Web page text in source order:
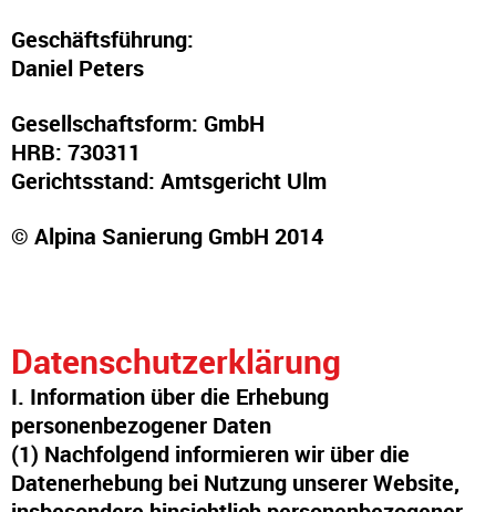
Geschäftsführung:
Daniel Peters
Gesellschaftsform: GmbH
HRB: 730311
Gerichtsstand: Amtsgericht Ulm
© Alpina Sanierung GmbH 2014
Datenschutzerklärung
I. Information über die Erhebung
personenbezogener Daten
(1) Nachfolgend informieren wir über die
Datenerhebung bei Nutzung unserer Website,